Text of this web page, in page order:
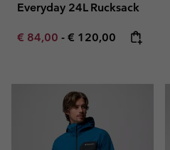
Everyday 24L Rucksack
Minimum sale price:
€ 84,00 - Maximum price:
€ 120,00